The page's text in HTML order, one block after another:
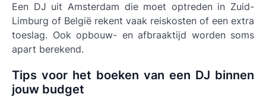
Een DJ uit Amsterdam die moet optreden in Zuid-
Limburg of België rekent vaak reiskosten of een extra
toeslag. Ook opbouw- en afbraaktijd worden soms
apart berekend.
Tips voor het boeken van een DJ binnen
jouw budget